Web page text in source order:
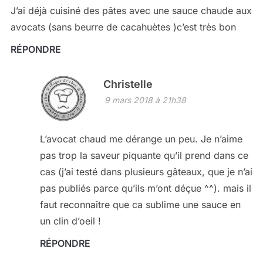
J’ai déjà cuisiné des pâtes avec une sauce chaude aux
avocats (sans beurre de cacahuètes )c’est très bon
RÉPONDRE
Christelle
9 mars 2018 à 21h38
L’avocat chaud me dérange un peu. Je n’aime
pas trop la saveur piquante qu’il prend dans ce
cas (j’ai testé dans plusieurs gâteaux, que je n’ai
pas publiés parce qu’ils m’ont déçue ^^). mais il
faut reconnaître que ca sublime une sauce en
un clin d’oeil !
RÉPONDRE